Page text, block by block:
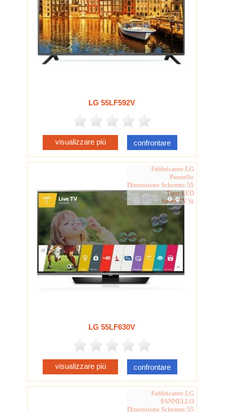
LG 55LF592V
visualizzare più confrontare
Fabbricante:LG
Pannello
Dimensione Schermo:55
Tipo:LED
Smart TV:Si
LG 55LF630V
visualizzare più confrontare
Fabbricante:LG
PANNELLO
Dimensione Schermo:55